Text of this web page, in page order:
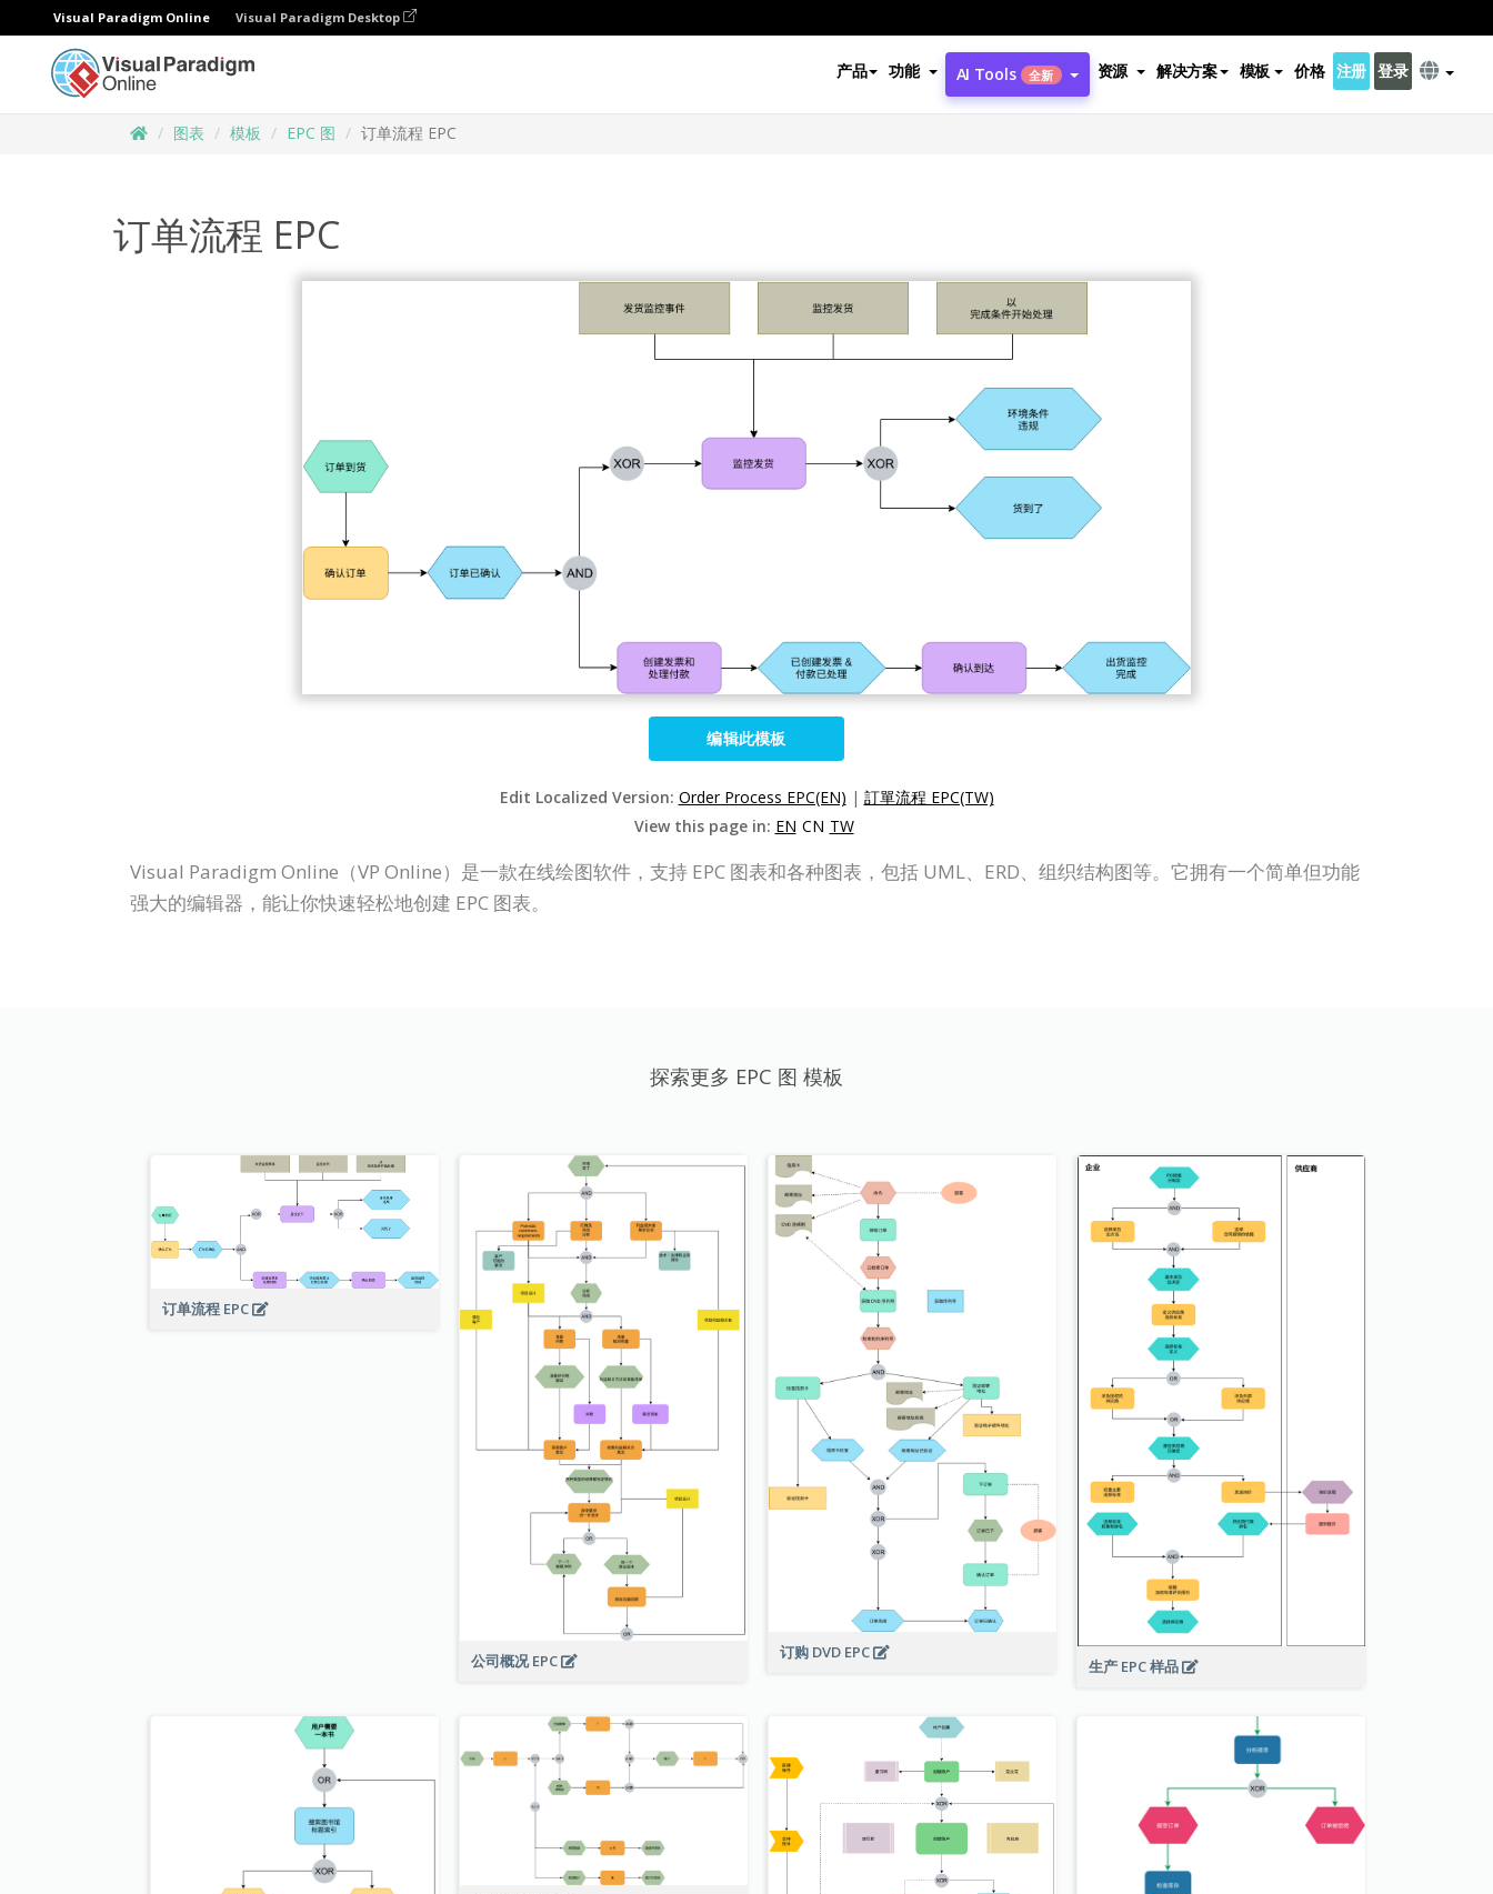
Visual Paradigm Online Visual Paradigm Desktop
产品 功能 AI Tools 全新 资源 解决方案 模板 价格 注册 登录
图表 模板 EPC 图 订单流程 EPC
订单流程 EPC
编辑此模板
Edit Localized Version: Order Process EPC(EN) | 訂單流程 EPC(TW)
View this page in: EN CN TW
Visual Paradigm Online（VP Online）是一款在线绘图软件，支持 EPC 图表和各种图表，包括 UML、ERD、组织结构图等。它拥有一个简单但功能
强大的编辑器，能让你快速轻松地创建 EPC 图表。
探索更多 EPC 图 模板
订单流程 EPC
公司概况 EPC 订购 DVD EPC
生产 EPC 样品